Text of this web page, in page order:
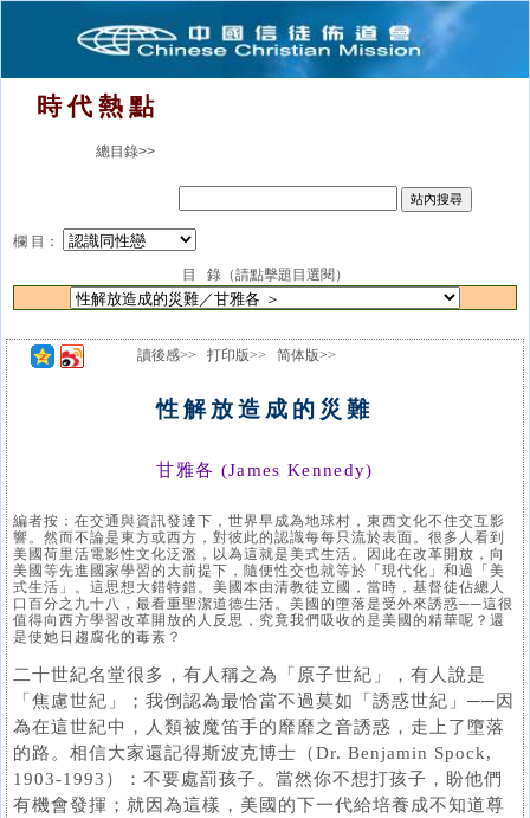
時 代 熱 點
總目錄>>
欄 目：
目 錄（請點擊題目選閱）
讀後感>> 打印版>> 简体版>>
性解放造成的災難
甘雅各 (James Kennedy)
編者按：在交通與資訊發達下，世界早成為地球村，東西文化不住交互影
響。然而不論是東方或西方，對彼此的認識每每只流於表面。很多人看到
美國荷里活電影性文化泛濫，以為這就是美式生活。因此在改革開放，向
美國等先進國家學習的大前提下，隨便性交也就等於「現代化」和過「美
式生活」。這思想大錯特錯。美國本由清教徒立國，當時，基督徒佔總人
口百分之九十八，最看重聖潔道德生活。美國的墮落是受外來誘惑──這很
值得向西方學習改革開放的人反思，究竟我們吸收的是美國的精華呢？還
是使她日趨腐化的毒素？
二十世紀名堂很多，有人稱之為「原子世紀」，有人說是
「焦慮世紀」；我倒認為最恰當不過莫如「誘惑世紀」──因
為在這世紀中，人類被魔笛手的靡靡之音誘惑，走上了墮落
的路。相信大家還記得斯波克博士（Dr. Benjamin Spock,
1903-1993）：不要處罰孩子。當然你不想打孩子，盼他們
有機會發揮；就因為這樣，美國的下一代給培養成不知道尊